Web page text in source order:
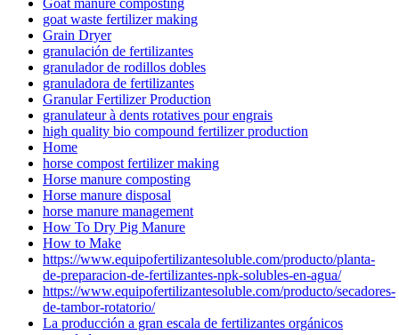
Goat manure composting
goat waste fertilizer making
Grain Dryer
granulación de fertilizantes
granulador de rodillos dobles
granuladora de fertilizantes
Granular Fertilizer Production
granulateur à dents rotatives pour engrais
high quality bio compound fertilizer production
Home
horse compost fertilizer making
Horse manure composting
Horse manure disposal
horse manure management
How To Dry Pig Manure
How to Make
https://www.equipofertilizantesoluble.com/producto/planta-
de-preparacion-de-fertilizantes-npk-solubles-en-agua/
https://www.equipofertilizantesoluble.com/producto/secadores-
de-tambor-rotatorio/
La producción a gran escala de fertilizantes orgánicos